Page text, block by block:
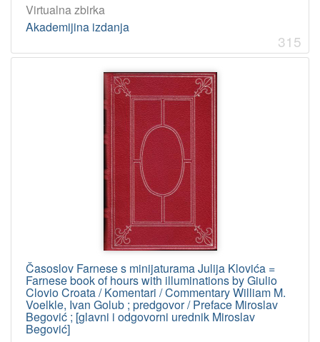
Virtualna zbirka
Akademijina izdanja
315
Časoslov Farnese s minijaturama Julija Klovića =
Farnese book of hours with illuminations by Giulio
Clovio Croata / Komentari / Commentary William M.
Voelkle, Ivan Golub ; predgovor / Preface Miroslav
Begović ; [glavni i odgovorni urednik Miroslav
Begović]